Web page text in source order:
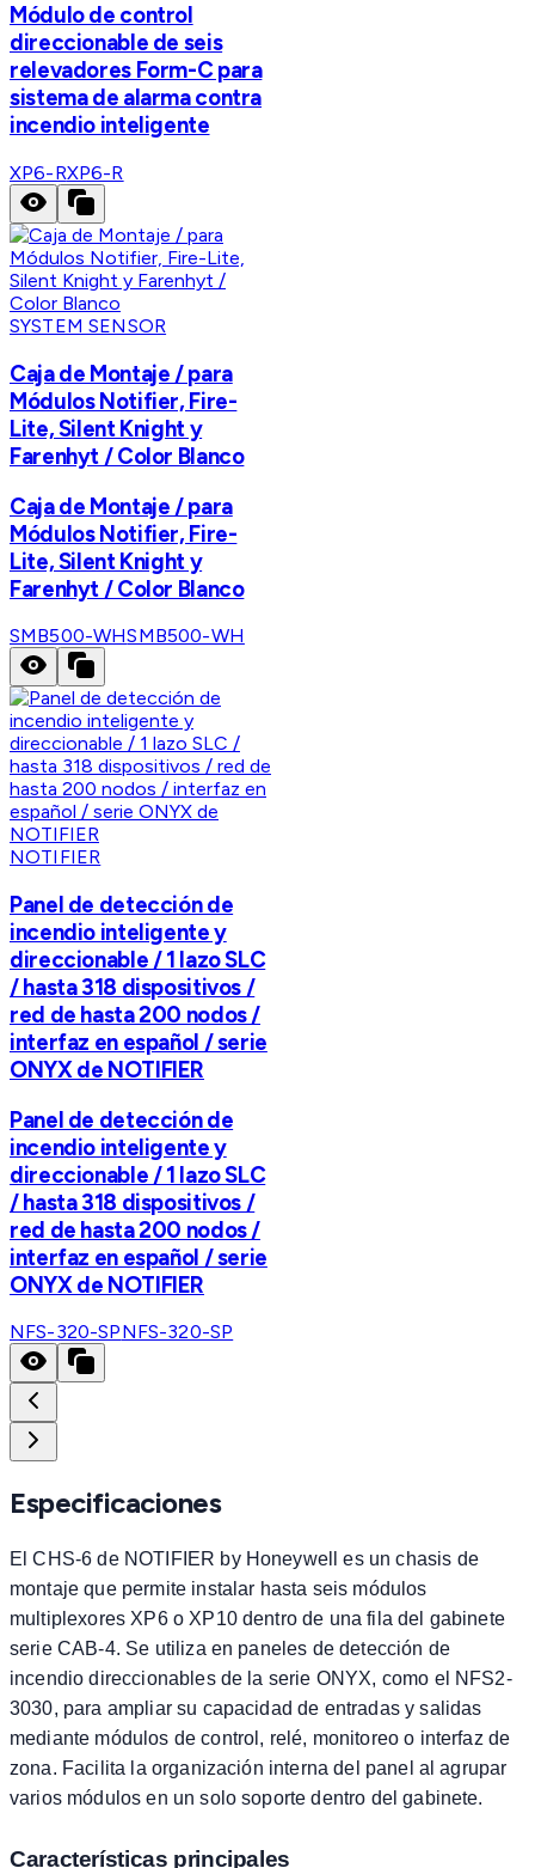
Módulo de control
direccionable de seis
relevadores Form-C para
sistema de alarma contra
incendio inteligente
XP6-RXP6-R
SYSTEM SENSOR
Caja de Montaje / para
Módulos Notifier, Fire-
Lite, Silent Knight y
Farenhyt / Color Blanco
Caja de Montaje / para
Módulos Notifier, Fire-
Lite, Silent Knight y
Farenhyt / Color Blanco
SMB500-WHSMB500-WH
NOTIFIER
Panel de detección de
incendio inteligente y
direccionable / 1 lazo SLC
/ hasta 318 dispositivos /
red de hasta 200 nodos /
interfaz en español / serie
ONYX de NOTIFIER
Panel de detección de
incendio inteligente y
direccionable / 1 lazo SLC
/ hasta 318 dispositivos /
red de hasta 200 nodos /
interfaz en español / serie
ONYX de NOTIFIER
NFS-320-SPNFS-320-SP
Especificaciones
El CHS-6 de NOTIFIER by Honeywell es un chasis de
montaje que permite instalar hasta seis módulos
multiplexores XP6 o XP10 dentro de una fila del gabinete
serie CAB-4. Se utiliza en paneles de detección de
incendio direccionables de la serie ONYX, como el NFS2-
3030, para ampliar su capacidad de entradas y salidas
mediante módulos de control, relé, monitoreo o interfaz de
zona. Facilita la organización interna del panel al agrupar
varios módulos en un solo soporte dentro del gabinete.
Características principales